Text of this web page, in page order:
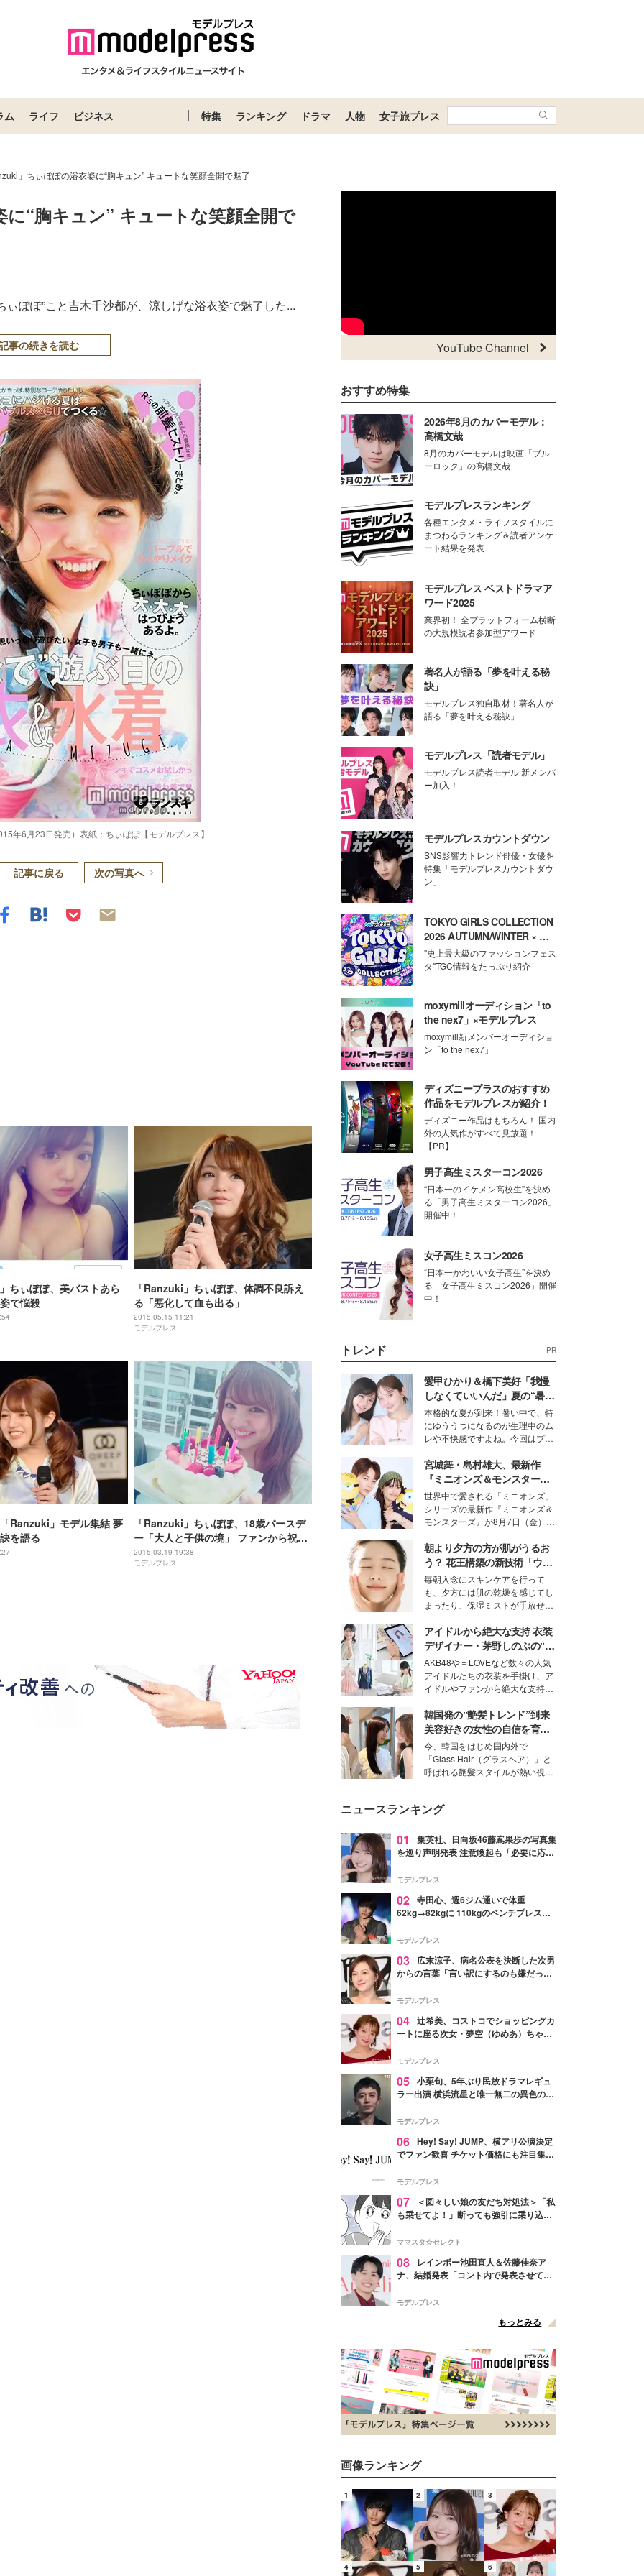
ム ライフ ビジネス 特集 ランキング ドラマ 人物 女子旅プレス
」ちぃぽぽの浴衣姿に“胸キュン” キュートな笑顔全開で魅了
“胸キュン” キュートな笑顔全開で
ぽぽ”こと吉木千沙都が、涼しげな浴衣姿で魅了した...
事の続きを読む
年6月23日発売）表紙：ちぃぽぽ【モデルプレス】
記事に戻る 次の写真へ
ちぃぽぽ、美バストあら
で悩殺
「Ranzuki」ちぃぽぽ、体調不良訴え
る「悪化して血も出る」
2015.05.15 11:21
モデルプレス
Ranzuki」モデル集結 夢
を語る
「Ranzuki」ちぃぽぽ、18歳バースデ
ー「大人と子供の境」 ファンから祝福
殺到
2015.03.19 19:38
モデルプレス
YouTube Channel
おすすめ特集
2026年8月のカバーモデル：
高橋文哉
8月のカバーモデルは映画「ブル
ーロック」の高橋文哉
モデルプレスランキング
各種エンタメ・ライフスタイルに
まつわるランキング＆読者アンケ
ート結果を発表
モデルプレス ベストドラマア
ワード2025
業界初！ 全プラットフォーム横断
の大規模読者参加型アワード
著名人が語る「夢を叶える秘
訣」
モデルプレス独自取材！著名人が
語る「夢を叶える秘訣」
モデルプレス「読者モデル」
モデルプレス読者モデル 新メンバ
ー加入！
モデルプレスカウントダウン
SNS影響力トレンド俳優・女優を
特集「モデルプレスカウントダウ
ン」
TOKYO GIRLS COLLECTION
2026 AUTUMN/WINTER × モ
デルプレス
"史上最大級のファッションフェス
タ"TGC情報をたっぷり紹介
moxymillオーディション「to
the nex7」×モデルプレス
moxymill新メンバーオーディショ
ン「to the nex7」
ディズニープラスのおすすめ
作品をモデルプレスが紹介！
ディズニー作品はもちろん！ 国内
外の人気作がすべて見放題！
【PR】
男子高生ミスターコン2026
“日本一のイケメン高校生”を決め
る「男子高生ミスターコン2026」
開催中！
女子高生ミスコン2026
“日本一かわいい女子高生”を決め
る「女子高生ミスコン2026」開催
中！
トレンド PR
愛甲ひかり＆橋下美好「我慢
しなくていいんだ」夏の“暑さ
対策”の新しい選択肢とは？
本格的な夏が到来！暑い中で、特
にゆううつになるのが生理中のム
レや不快感ですよね。今回はプラ
モデル・愛甲ひかりさんと橋下美
好さんを迎えて本音で女子会トー
ク。猛暑のお出かけを快適に過ご
すヒントや、2人が感動した夏の
生理の新常識にも迫りました。
宮城舞・島村雄大、最新作
『ミニオンズ＆モンスター
ズ』の魅力熱弁 ハチャメチャ
だけじゃない“友情と絆”に感
動
世界中で愛される「ミニオンズ」
シリーズの最新作『ミニオンズ＆
モンスターズ』が8月7日（金）に
ニオン好き”という共通点を持つモ
デルの宮城舞と島村雄大の特別対
談をお届け！それぞれの視点か
ら、今作ならではの魅力や予想外
の感動をもたらす奥深いストーリ
ーについて熱く語り合ってもらっ
た。
朝より夕方の方が肌がうるお
う？ 花王構築の新技術「ウォ
ーターキャプチャリングスキ
ン（捕水肌）」がスキンケア
の常識を変える予感
毎朝入念にスキンケアを行って
も、夕方には肌の乾燥を感じてし
まったり、保湿ミストが手放せな
な美容の常識を大きく変える可能
性を秘めた、革新的な「Water
Capturing Skin（ウォーターキャ
プチャリングスキン：捕水肌）」
技術を、花王が構築した。
アイドルから絶大な支持 衣装
デザイナー・茅野しのぶの“可
愛い”を作る美学＜「シチズン
クロスシー」インタビュー＞
AKB48や＝LOVEなど数々の人気
アイドルたちの衣装を手掛け、ア
イドルやファンから絶大な支持を
取締役兼クリエイティブディレク
ター・茅野しのぶ。一人ひとりの
個性に寄り添い、魅力を引き出す
衣装作りは、多くの女性たちに勇
気と自信を与え続けている。
韓国発の“艶髪トレンド”到来
美容好きの女性の自信を育む
「ヘアケア事情」って？
今、韓国をはじめ国内外で
「Glass Hair（グラスヘア）」と
呼ばれる艶髪スタイルが熱い視線
して、“髪そのものの美しさ”に改
めて注目する人が増えている様
子。今回は、そんな憧れの艶やか
な髪を日常で叶える、美容好きの
ます。
ニュースランキング
01
集英社、日向坂46藤嶌果歩の写真集
を巡り声明発表 注意喚起も「必要に応じ
モデルプレス
02 寺田心、週6ジム通いで体重
62kg→82kgに 110kgのベンチプレス持
「かっこいい」と反響
モデルプレス
03
広末涼子、病名公表を決断した次男
からの言葉「言い訳にするのも嫌だっ
モデルプレス
04 辻希美、コストコでショッピングカ
ートに座る次女・夢空（ゆめあ）ちゃん
ぎ」「成長を感じる」の声
モデルプレス
05 小栗旬、5年ぶり民放ドラマレギュ
ラー出演 横浜流星と唯一無二の異色のバ
モデルプレス
06 Hey! Say! JUMP、横アリ公演決定
でファン歓喜 チケット価格にも注目集ま
モデルプレス
07
＜図々しい娘の友だち対処法＞「私
も乗せてよ！」断っても強引に乗り込ん
ママスタ☆セレクト
08
レインボー池田直人＆佐藤佳奈ア
ナ、結婚発表「コント内で発表させてい
点変更のため
モデルプレス
もっとみる
画像ランキング
1 2 3
4 5 6